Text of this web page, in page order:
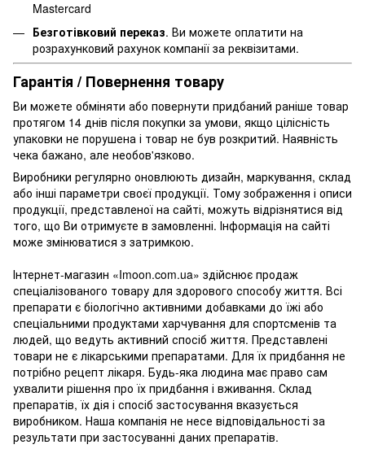
Mastercard
Безготівковий переказ. Ви можете оплатити на
розрахунковий рахунок компанії за реквізитами.
Гарантія / Повернення товару
Ви можете обміняти або повернути придбаний раніше товар
протягом 14 днів після покупки за умови, якщо цілісність
упаковки не порушена і товар не був розкритий. Наявність
чека бажано, але необов'язково.
Виробники регулярно оновлюють дизайн, маркування, склад
або інші параметри своєї продукції. Тому зображення і описи
продукції, представленої на сайті, можуть відрізнятися від
того, що Ви отримуєте в замовленні. Інформація на сайті
може змінюватися з затримкою.
Інтернет-магазин «Imoon.com.ua» здійснює продаж
спеціалізованого товару для здорового способу життя. Всі
препарати є біологічно активними добавками до їжі або
спеціальними продуктами харчування для спортсменів та
людей, що ведуть активний спосіб життя. Представлені
товари не є лікарськими препаратами. Для їх придбання не
потрібно рецепт лікаря. Будь-яка людина має право сам
ухвалити рішення про їх придбання і вживання. Склад
препаратів, їх дія і спосіб застосування вказується
виробником. Наша компанія не несе відповідальності за
результати при застосуванні даних препаратів.